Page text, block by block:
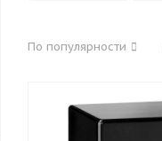
По популярности